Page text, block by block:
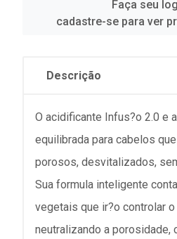
Faça seu
cadastre-se para ver
Descrição
O acidificante Infus?o 2.0 e
equilibrada para cabelos
porosos, desvitalizados,
Sua formula inteligente
vegetais que ir?o controlar
neutralizando a porosidade,